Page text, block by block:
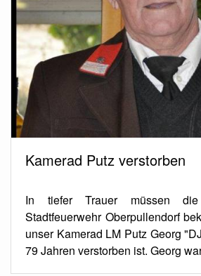
Kamerad Putz verstorben
In tiefer Trauer müssen
Stadtfeuerwehr Oberpullendorf
unser Kamerad LM Putz Georg
79 Jahren verstorben ist. Georg